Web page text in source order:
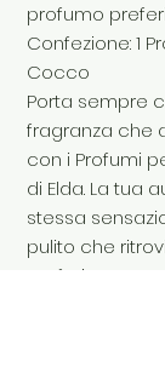
profumo
Confezione: 1
Cocco
Porta sempre
fragranza che
con i Profumi
di Elda. La tua
stessa
pulito che
preferite.